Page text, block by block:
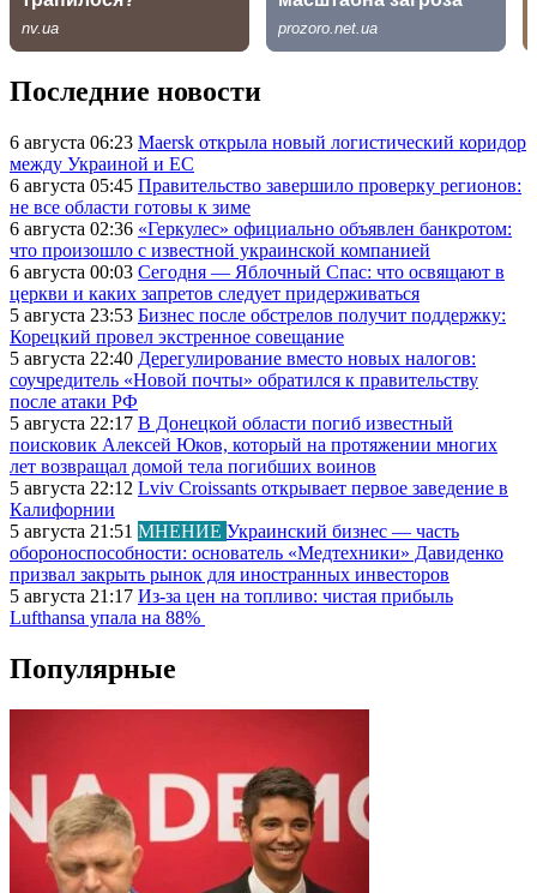
Последние новости
6 августа 06:23 Maersk открыла новый логистический коридор
между Украиной и ЕС
6 августа 05:45 Правительство завершило проверку регионов:
не все области готовы к зиме
6 августа 02:36 «Геркулес» официально объявлен банкротом:
что произошло с известной украинской компанией
6 августа 00:03 Сегодня — Яблочный Спас: что освящают в
церкви и каких запретов следует придерживаться
5 августа 23:53 Бизнес после обстрелов получит поддержку:
Корецкий провел экстренное совещание
5 августа 22:40 Дерегулирование вместо новых налогов:
соучредитель «Новой почты» обратился к правительству
после атаки РФ
5 августа 22:17 В Донецкой области погиб известный
поисковик Алексей Юков, который на протяжении многих
лет возвращал домой тела погибших воинов
5 августа 22:12 Lviv Croissants открывает первое заведение в
Калифорнии
5 августа 21:51 МНЕНИЕ Украинский бизнес — часть
обороноспособности: основатель «Медтехники» Давиденко
призвал закрыть рынок для иностранных инвесторов
5 августа 21:17 Из-за цен на топливо: чистая прибыль
Lufthansa упала на 88%
Популярные